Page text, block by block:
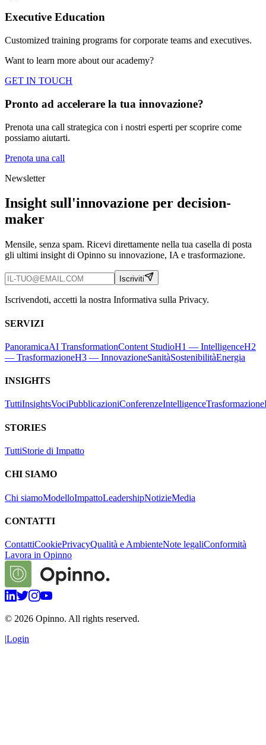
Executive Education
Customized training programs for corporate teams and executives.
Want to learn more about ouracademy?
GET IN TOUCH
Pronto ad accelerare la tua innovazione?
Prenota una call strategica con i nostri esperti per scoprire come
possiamo aiutarti.
Prenota una call
Newsletter
Insight sull'innovazione per decision-
maker
Mensile, senza spam. Ricevi direttamente nella tua casella di posta
gli ultimi insight di Opinno su innovazione, IA e trasformazione.
Iscriviti
Iscrivendoti, accetti la nostra Informativa sulla Privacy.
SERVIZI
PanoramicaAI TransformationContent StudioH1 — IntelligenceH2
— TrasformazioneH3 — InnovazioneSanitàSostenibilitàEnergia
INSIGHTS
TuttiInsightsVociPubblicazioniConferenzeIntelligenceTrasformazione
STORIES
TuttiStorie di Impatto
CHI SIAMO
Chi siamoModelloImpattoLeadershipNotizieMedia
CONTATTI
ContattiCookiePrivacyQualità e AmbienteNote legaliConformità
Lavora in Opinno
© 2026 Opinno. All rights reserved.
|Login